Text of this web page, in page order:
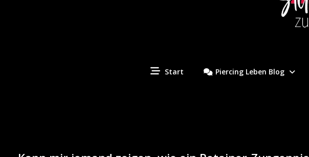
Start Piercing Leben Blog